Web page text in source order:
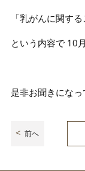
「乳がんに関する
という内容で 10
是非お聞きになっ
前へ